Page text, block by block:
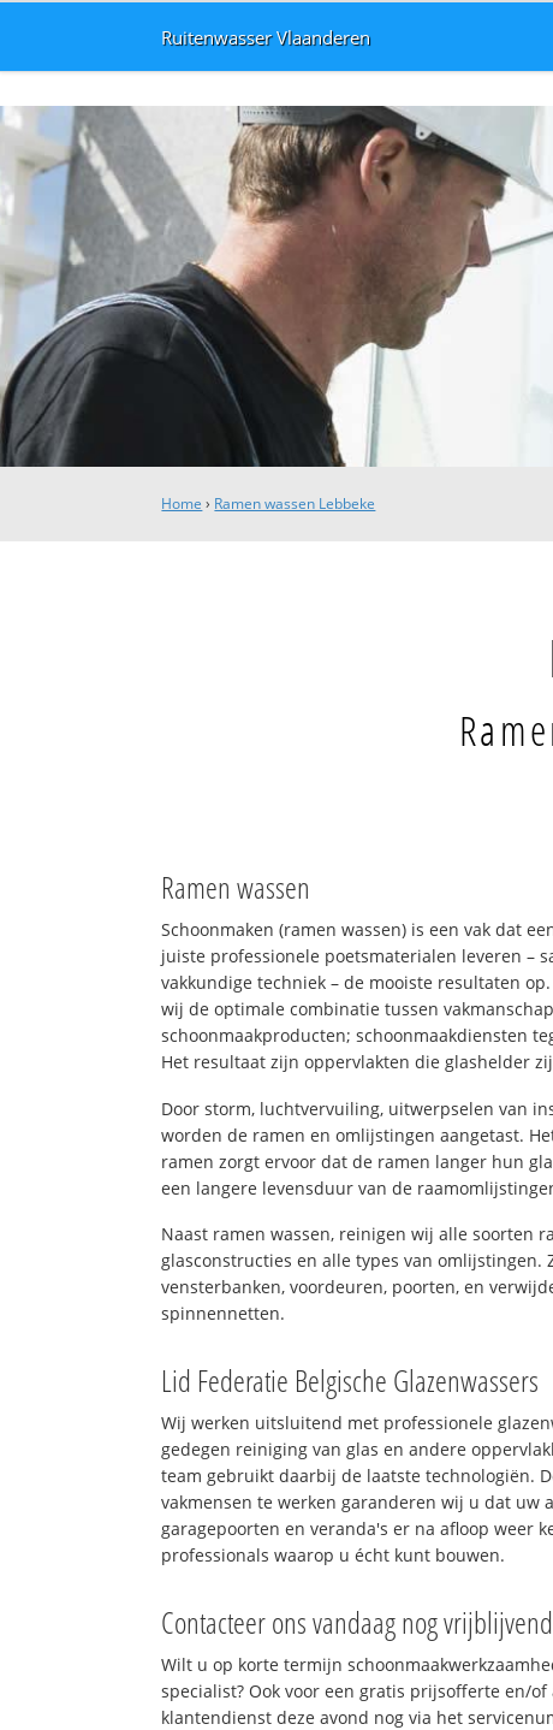
Ruitenwasser Vlaanderen
Home › Ramen wassen Lebbeke
Ramen wassen
Schoonmaken (ramen wassen) is een vak dat
juiste professionele poetsmaterialen leveren –
vakkundige techniek – de mooiste resultaten
wij de optimale combinatie tussen
schoonmaakproducten; schoonmaakdiensten
Het resultaat zijn oppervlakten die glashelder
Door storm, luchtvervuiling, uitwerpselen van
worden de ramen en omlijstingen aangetast.
ramen zorgt ervoor dat de ramen langer hun
een langere levensduur van de
Naast ramen wassen, reinigen wij alle soorten
glasconstructies en alle types van omlijstingen.
vensterbanken, voordeuren, poorten, en
spinnennetten.
Lid Federatie Belgische Glazenwassers
Wij werken uitsluitend met professionele
gedegen reiniging van glas en andere
team gebruikt daarbij de laatste technologiën.
vakmensen te werken garanderen wij u dat uw
garagepoorten en veranda's er na afloop weer
professionals waarop u écht kunt bouwen.
Contacteer ons vandaag nog
Wilt u op korte termijn
specialist? Ook voor een gratis prijsofferte en/of
klantendienst deze avond nog via het